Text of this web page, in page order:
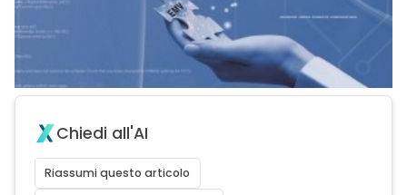
Chiedi all'AI
Riassumi questo articolo